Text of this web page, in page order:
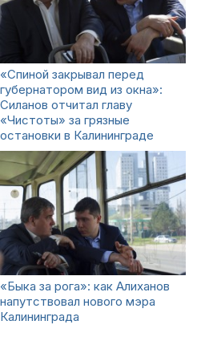
«Спиной закрывал перед
губернатором вид из окна»:
Силанов отчитал главу
«Чистоты» за грязные
остановки в Калининграде
«Быка за рога»: как Алиханов
напутствовал нового мэра
Калининграда